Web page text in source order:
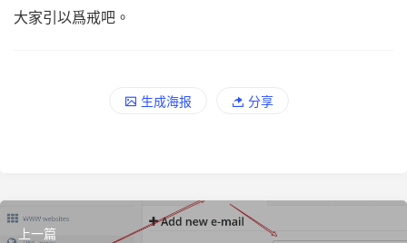
大家引以爲戒吧。
生成海报 分享
上一篇